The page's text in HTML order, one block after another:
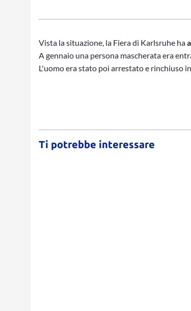
Vista la situazione, la Fiera di Karlsruhe ha
A gennaio una persona mascherata era
L'uomo era stato poi arrestato e rinchiuso
Ti potrebbe interessare